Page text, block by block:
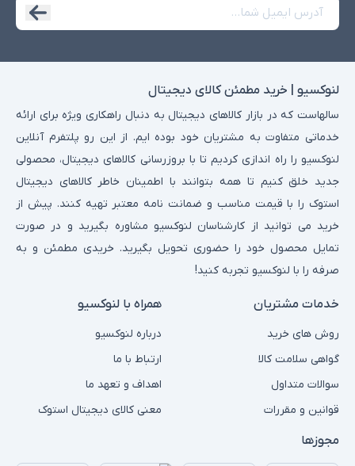
لنوکسیو | خرید مطمئن کالای دیجیتال
سالهاست که در بازار کالاهای دیجیتال به دنبال راهکاری ویژه برای ارائه
خدماتی متفاوت به مشتریان خود بوده ایم. از این رو پلتفرم آنلاین
لنوکسیو را راه اندازی کردیم تا با بروزرسانی کالاهای دیجیتال، محصولی
جدید خلق کنیم تا همه بتوانند با اطمینان خاطر کالاهای دیجیتال
استوک را با قیمت مناسب و ضمانت نامه معتبر تهیه کنند. پیش از
خرید می توانید از کارشناسان لنوکسیو مشاوره بگیرید و در صورت
تمایل محصول خود را حضوری تحویل بگیرید. خریدی مطمئن و به
صرفه را با لنوکسیو تجربه کنید!
خدمات مشتریان
روش های خرید
گواهی سلامت کالا
سوالات متداول
قوانین و مقررات
همراه با لنوکسیو
درباره لنوکسیو
ارتباط با ما
اهداف و تعهد ما
معنی کالای دیجیتال استوک
مجوزها